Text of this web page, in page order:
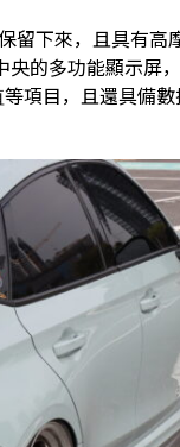
下來，且具有高
的多功能顯示屏
項目，且還具備